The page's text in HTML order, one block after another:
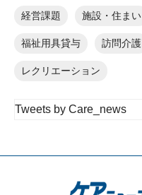
経営課題 施設・住まい
福祉用具貸与 訪問介護
レクリエーション
Tweets by Care_news